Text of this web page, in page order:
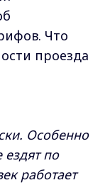
Что
проезда
Особенно
по
работает